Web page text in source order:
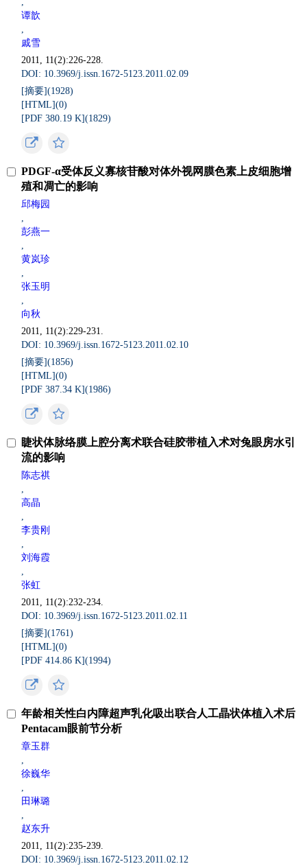
谭歆
,
戚雪
2011, 11(2):226-228.
DOI: 10.3969/j.issn.1672-5123.2011.02.09
[摘要](1928)
[HTML](0)
[PDF 380.19 K](1829)
PDGF-α受体反义寡核苷酸对体外视网膜色素上皮细胞增
殖和凋亡的影响
邱梅园
,
彭燕一
,
黄岚珍
,
张玉明
,
向秋
2011, 11(2):229-231.
DOI: 10.3969/j.issn.1672-5123.2011.02.10
[摘要](1856)
[HTML](0)
[PDF 387.34 K](1986)
睫状体脉络膜上腔分离术联合硅胶带植入术对兔眼房水引
流的影响
陈志祺
,
高晶
,
李贵刚
,
刘海霞
,
张虹
2011, 11(2):232-234.
DOI: 10.3969/j.issn.1672-5123.2011.02.11
[摘要](1761)
[HTML](0)
[PDF 414.86 K](1994)
年龄相关性白内障超声乳化吸出联合人工晶状体植入术后
Pentacam眼前节分析
章玉群
,
徐巍华
,
田琳璐
,
赵东升
2011, 11(2):235-239.
DOI: 10.3969/j.issn.1672-5123.2011.02.12